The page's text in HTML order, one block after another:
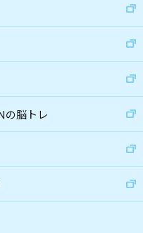
の脳トレ